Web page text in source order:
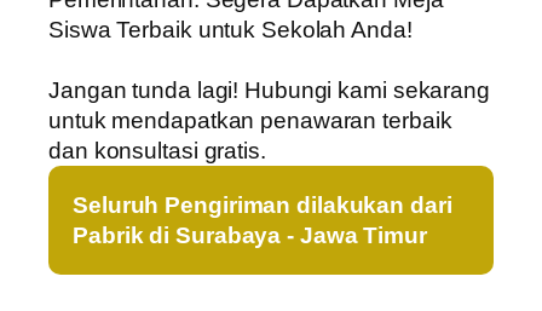
Siswa Terbaik untuk Sekolah Anda!
Jangan tunda lagi! Hubungi kami sekarang
untuk mendapatkan penawaran terbaik
dan konsultasi gratis.
Seluruh Pengiriman dilakukan dari
Pabrik di Surabaya - Jawa Timur